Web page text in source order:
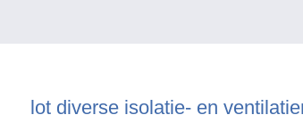
lot diverse isolatie- en